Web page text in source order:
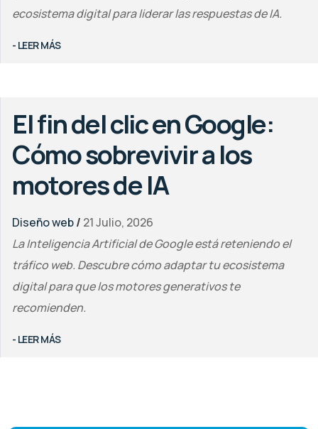
ecosistema digital para liderar las respuestas de IA.
- LEER MÁS
El fin del clic en Google:
Cómo sobrevivir a los
motores de IA
Diseño web/ 21 Julio, 2026
La Inteligencia Artificial de Google está reteniendo el
tráfico web. Descubre cómo adaptar tu ecosistema
digital para que los motores generativos te
recomienden.
- LEER MÁS